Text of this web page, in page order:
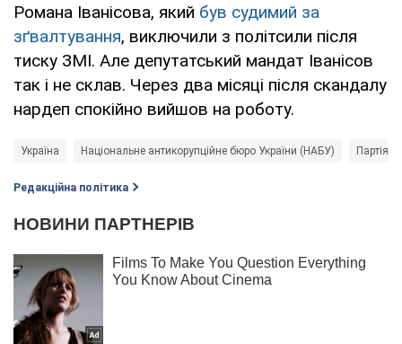
Романа Іванісова, який був судимий за
зґвалтування, виключили з політсили після
тиску ЗМІ. Але депутатський мандат Іванісов
так і не склав. Через два місяці після скандалу
нардеп спокійно вийшов на роботу.
Україна Національне антикорупційне бюро України (НАБУ) Партія
Редакційна політика